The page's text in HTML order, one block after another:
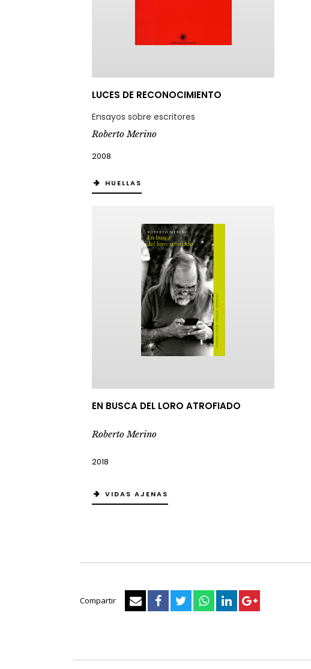
LUCES DE RECONOCIMIENTO
Ensayos sobre escritores
Roberto Merino
2008
HUELLAS
EN BUSCA DEL LORO ATROFIADO
Roberto Merino
2018
VIDAS AJENAS
Compartir